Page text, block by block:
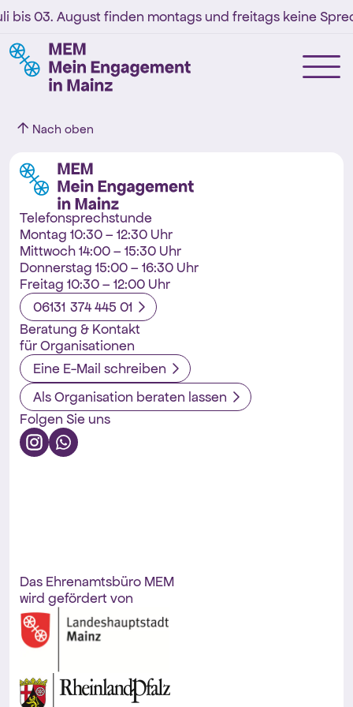
bis 03. August finden montags und freitags keine
Nach oben
Telefonsprechstunde
Montag 10:30 – 12:30 Uhr
Mittwoch 14:00 – 15:30 Uhr
Donnerstag 15:00 – 16:30 Uhr
Freitag 10:30 – 12:00 Uhr
06131 374 445 01
Beratung & Kontakt
für Organisationen
Eine E-Mail schreiben
Als Organisation beraten lassen
Folgen Sie uns
Das Ehrenamtsbüro MEM
wird gefördert von